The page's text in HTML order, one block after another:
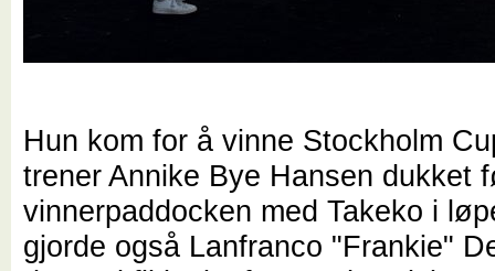
Hun kom for å vinne Stockholm
trener Annike Bye Hansen dukket
vinnerpaddocken med Takeko i
gjorde også Lanfranco "Frankie"